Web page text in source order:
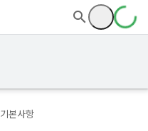
기본사항